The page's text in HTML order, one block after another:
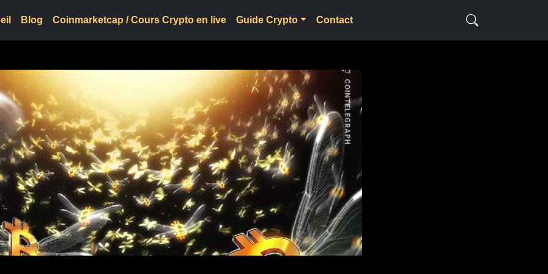
Blog Coinmarketcap / Cours Crypto en live Guide Crypto Contact